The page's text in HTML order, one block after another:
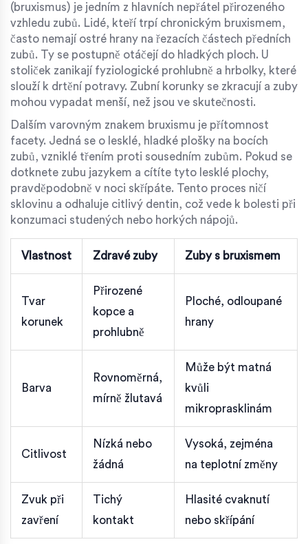
(bruxismus) je jedním z hlavních nepřátel přirozeného
vzhledu zubů. Lidé, kteří trpí chronickým bruxismem,
často nemají ostré hrany na řezacích částech předních
zubů. Ty se postupně otáčejí do hladkých ploch. U
stoliček zanikají fyziologické prohlubně a hrbolky, které
slouží k drtění potravy. Zubní korunky se zkracují a zuby
mohou vypadat menší, než jsou ve skutečnosti.
Dalším varovným znakem bruxismu je přítomnost
facety. Jedná se o lesklé, hladké plošky na bocích
zubů, vzniklé třením proti sousedním zubům. Pokud se
dotknete zubu jazykem a cítíte tyto lesklé plochy,
pravděpodobně v noci skřípáte. Tento proces ničí
sklovinu a odhaluje citlivý dentin, což vede k bolesti při
konzumaci studených nebo horkých nápojů.
Vlastnost Zdravé zuby Zuby s bruxismem
Tvar
korunek
Přirozené
kopce a
prohlubně
Ploché, odloupané
hrany
Barva
Rovnoměrná,
mírně žlutavá
Může být matná
kvůli
mikroprasklinám
Citlivost
Nízká nebo
žádná
Vysoká, zejména
na teplotní změny
Zvuk při
zavření
Tichý
kontakt
Hlasité cvaknutí
nebo skřípání